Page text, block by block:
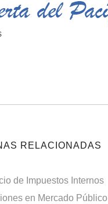
RELACIONADAS
de Impuestos Internos
en Mercado Público